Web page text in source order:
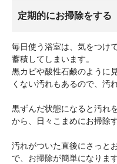
定期的にお掃除をする
毎日使う浴室は、気をつけ
蓄積してしまいます。
黒カビや酸性石鹸のように
くない汚れもあるので、汚
黒ずんだ状態になると汚れ
から、日々こまめにお掃除
汚れがついた直後にさっと
で、お掃除が簡単になります